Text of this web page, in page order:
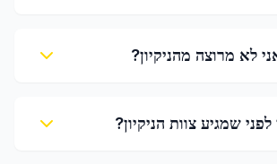
לא מרוצה מהניקיון?
שמגיע צוות הניקיון?